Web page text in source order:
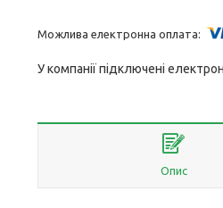
У компанії підключені
Опис